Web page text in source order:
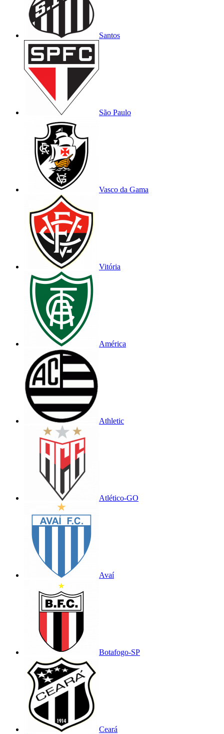
Santos
São Paulo
Vasco da Gama
Vitória
América
Athletic
Atlético-GO
Avaí
Botafogo-SP
Ceará